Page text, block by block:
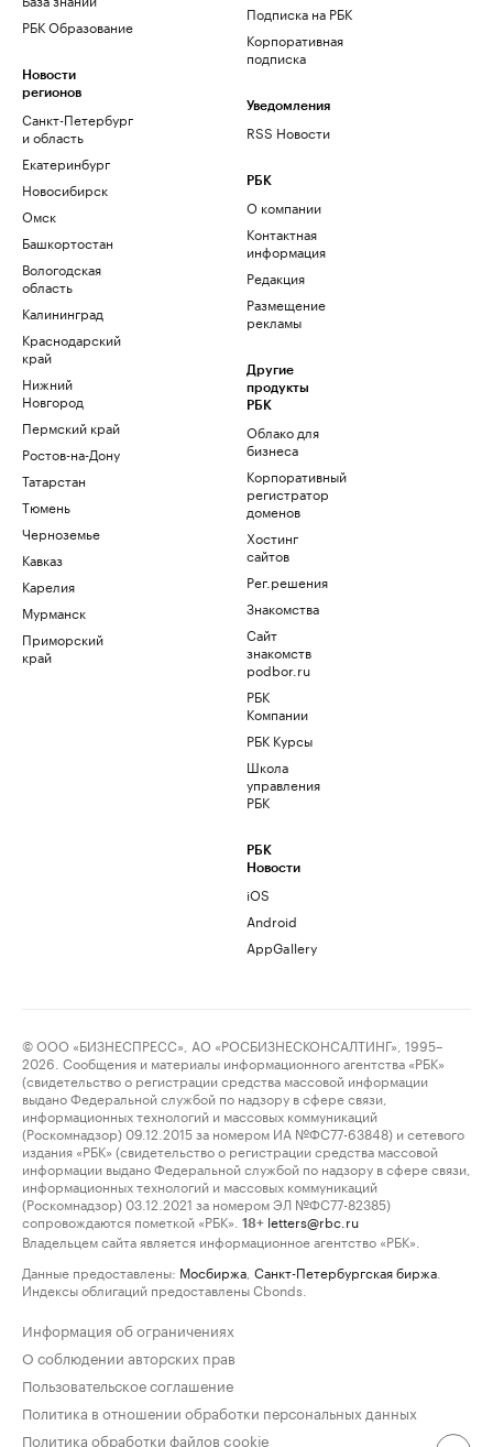
РБК Образование
Новости
регионов
Санкт-Петербург
и область
Екатеринбург
Новосибирск
Омск
Башкортостан
Вологодская
область
Калининград
Краснодарский
край
Нижний
Новгород
Пермский край
Ростов-на-Дону
Татарстан
Тюмень
Черноземье
Кавказ
Карелия
Мурманск
Приморский
край
Подписка на РБК
Корпоративная
подписка
Уведомления
RSS Новости
РБК
О компании
Контактная
информация
Редакция
Размещение
рекламы
Другие
продукты
РБК
Облако для
бизнеса
Корпоративный
регистратор
доменов
Хостинг
сайтов
Рег.решения
Знакомства
Сайт
знакомств
podbor.ru
РБК
Компании
РБК Курсы
Школа
управления
РБК
РБК
Новости
iOS
Android
AppGallery
© ООО «БИЗНЕСПРЕСС», АО «РОСБИЗНЕСКОНСАЛТИНГ», 1995–
2026. Сообщения и материалы информационного агентства «РБК»
(свидетельство о регистрации средства массовой информации
выдано Федеральной службой по надзору в сфере связи,
информационных технологий и массовых коммуникаций
(Роскомнадзор) 09.12.2015 за номером ИА №ФС77-63848) и сетевого
издания «РБК» (свидетельство о регистрации средства массовой
информации выдано Федеральной службой по надзору в сфере связи,
информационных технологий и массовых коммуникаций
(Роскомнадзор) 03.12.2021 за номером ЭЛ №ФС77-82385)
сопровождаются пометкой «РБК».
18+ letters@rbc.ru
Владельцем сайта является информационное агентство «РБК».
Данные предоставлены: Мосбиржа Санкт-Петербургская биржа
Индексы облигаций предоставлены Cbonds.
Информация об ограничениях
О соблюдении авторских прав
Пользовательское соглашение
Политика в отношении обработки персональных данных
Политика обработки файлов cookie